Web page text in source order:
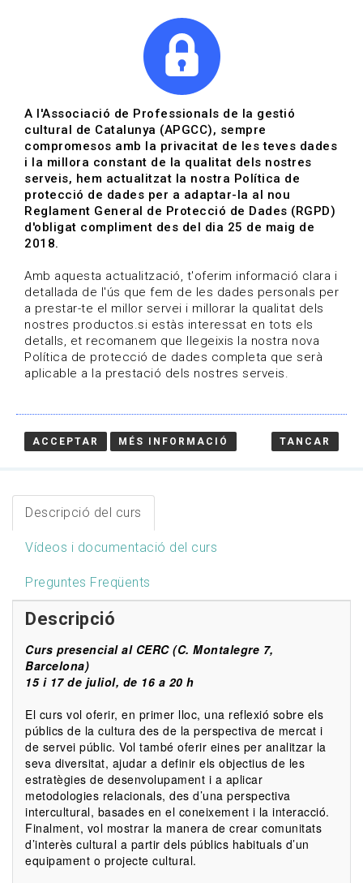
Desenvolupament de
públics culturals i
comunitats d’interès
Gestió de la diversitat i foment de
la interculturalitat
DETALL FORMACIÓ
Jaume Colomer | Data d'inici 15/07/2024 | Inscripció
Tancada | Sense places disponibles
HOME / CURSOS
/
DESENVOLUPAMENT DE PÚBLICS
Descripció del curs
Vídeos i documentació del curs
Preguntes Freqüents
Descripció
Curs presencial al CERC (C. Montalegre 7,
Barcelona)
15 i 17 de juliol, de 16 a 20 h
El curs vol oferir, en primer lloc, una reflexió sobre els
públics de la cultura des de la perspectiva de mercat i
de servei públic. Vol també oferir eines per analitzar la
seva diversitat, ajudar a definir els objectius de les
estratègies de desenvolupament i a aplicar
metodologies relacionals, des d’una perspectiva
intercultural, basades en el coneixement i la interacció.
Finalment, vol mostrar la manera de crear comunitats
d’interès cultural a partir dels públics habituals d’un
equipament o projecte cultural.
A l'Associació de Professionals de la gestió
cultural de Catalunya (APGCC), sempre
compromesos amb la privacitat de les teves dades
i la millora constant de la qualitat dels nostres
serveis, hem actualitzat la nostra Política de
protecció de dades per a adaptar-la al nou
Reglament General de Protecció de Dades (RGPD)
d'obligat compliment des del dia 25 de maig de
2018.
Amb aquesta actualització, t'oferim informació clara i
detallada de l'ús que fem de les dades personals per
a prestar-te el millor servei i millorar la qualitat dels
nostres productos.si estàs interessat en tots els
detalls, et recomanem que llegeixis la nostra nova
Política de protecció de dades completa que serà
aplicable a la prestació dels nostres serveis.
ACCEPTAR MÉS INFORMACIÓ TANCAR